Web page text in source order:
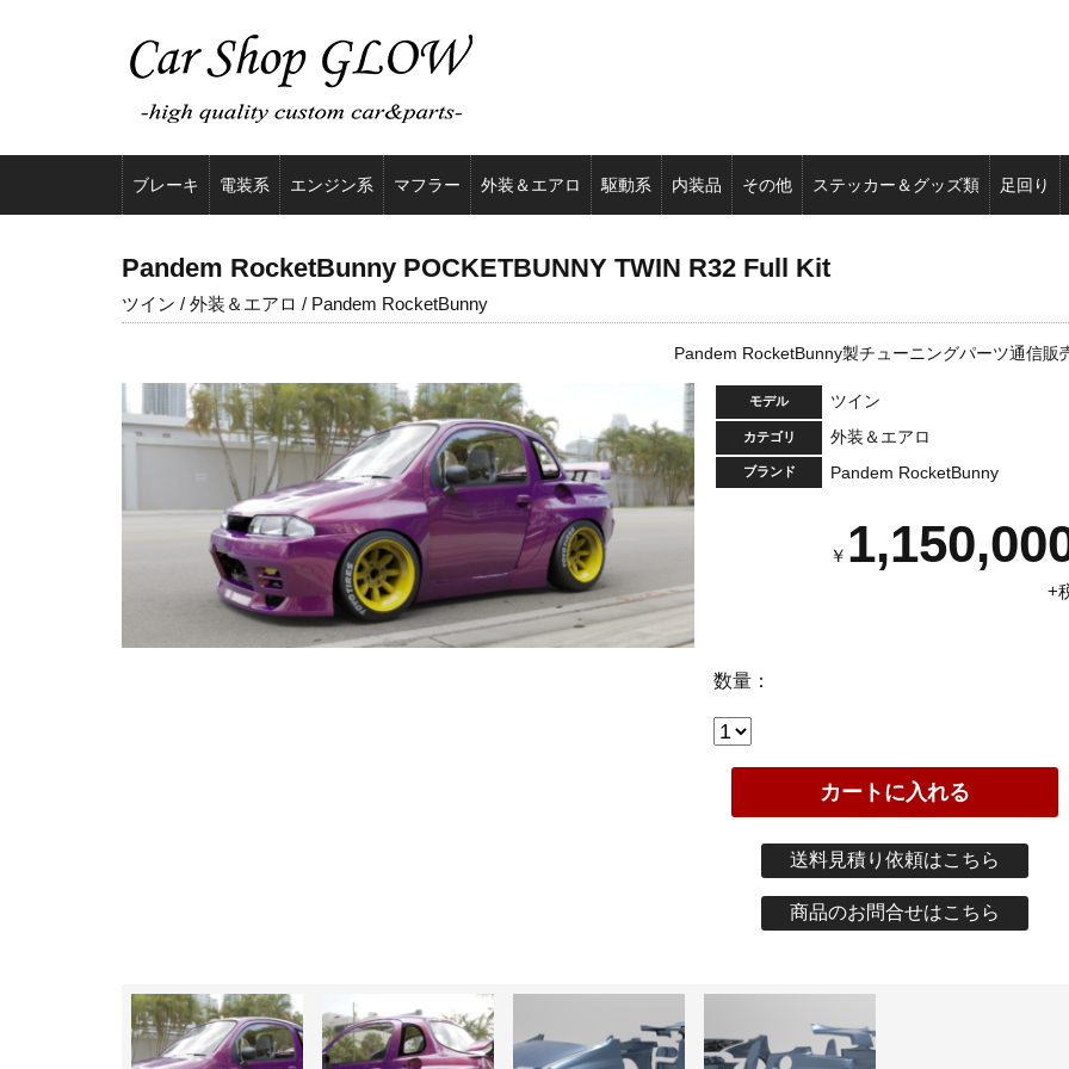
ブレーキ 電装系 エンジン系 マフラー 外装＆エアロ 駆動系 内装品 その他 ステッカー＆グッズ類 足回り
Pandem RocketBunny POCKETBUNNY TWIN R32 Full Kit
ツイン / 外装＆エアロ / Pandem RocketBunny
Pandem RocketBunny製チューニングパーツ通信販
モデル ツイン
カテゴリ 外装＆エアロ
ブランド Pandem RocketBunny
￥
+
数量：